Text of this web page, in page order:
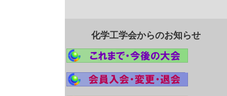
化学工学会からのお知らせ